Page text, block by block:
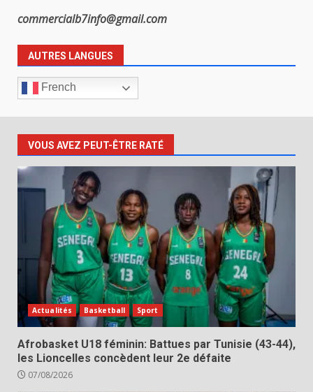
commercialb7info@gmail.com
AUTRES LANGUES
French
VOUS AVEZ PEUT-ÊTRE RATÉ
Actualités Basketball Sport
Afrobasket U18 féminin: Battues par Tunisie (43-44),
les Lioncelles concèdent leur 2e défaite
07/08/2026